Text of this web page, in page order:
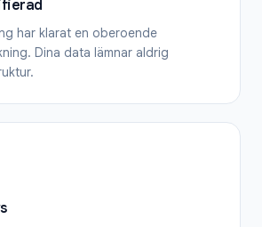
har klarat en oberoende
Dina data lämnar aldrig